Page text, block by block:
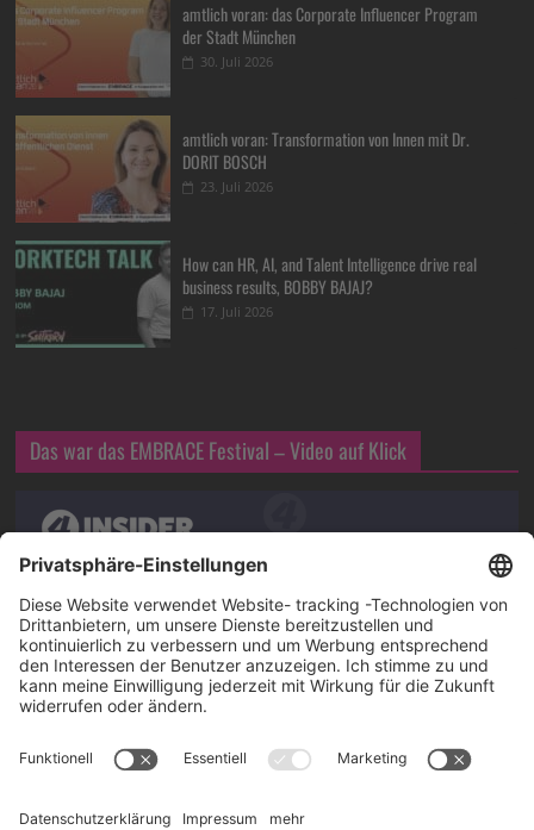
amtlich voran: das Corporate Influencer Program
der Stadt München
30. Juli 2026
amtlich voran: Transformation von Innen mit Dr.
DORIT BOSCH
23. Juli 2026
How can HR, AI, and Talent Intelligence drive real
business results, BOBBY BAJAJ?
17. Juli 2026
Das war das EMBRACE Festival – Video auf Klick